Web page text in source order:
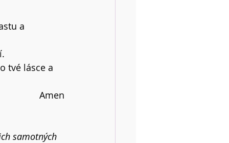
a
tvé lásce a
Amen
samotných